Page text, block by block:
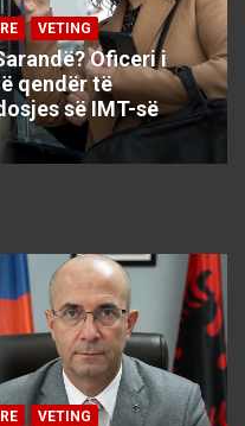
VETING
Oficeri i
qendër të
së IMT-së
VETING